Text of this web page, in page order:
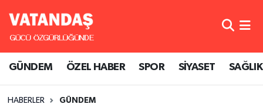
GÜNDEM ÖZEL HABER SPOR SİYASET SAĞLIK
HABERLER GÜNDEM
GÜNDEM
SPOR
Hava Durumu
Süper Lig Puan Durumu ve Fikstür